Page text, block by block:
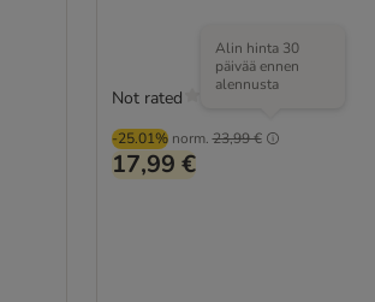
-25.01% norm. 23,99 €
Alin hinta 30
päivää ennen
alennusta
17,99 €
Not rated